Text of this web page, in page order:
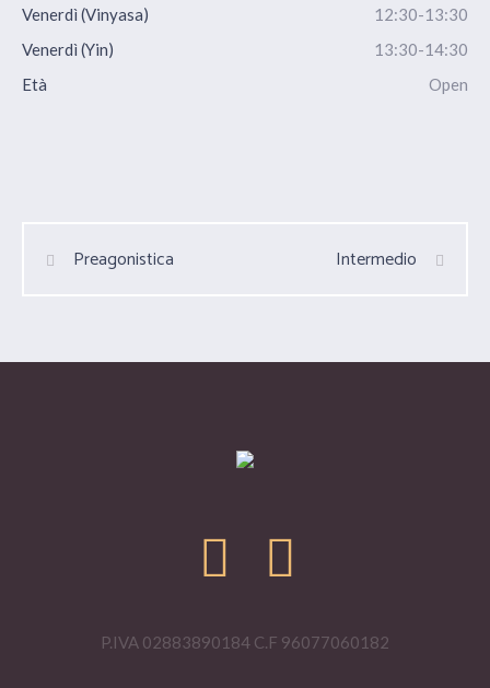
Venerdì (Vinyasa)
12:30-13:30
Venerdì (Yin)
13:30-14:30
Età
Open
Preagonistica Intermedio
P.IVA 02883890184 C.F 96077060182